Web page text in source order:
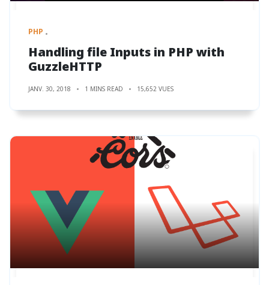
PHP
Handling file Inputs in PHP with
GuzzleHTTP
JANV. 30, 2018 1 MINS READ 15,652 VUES